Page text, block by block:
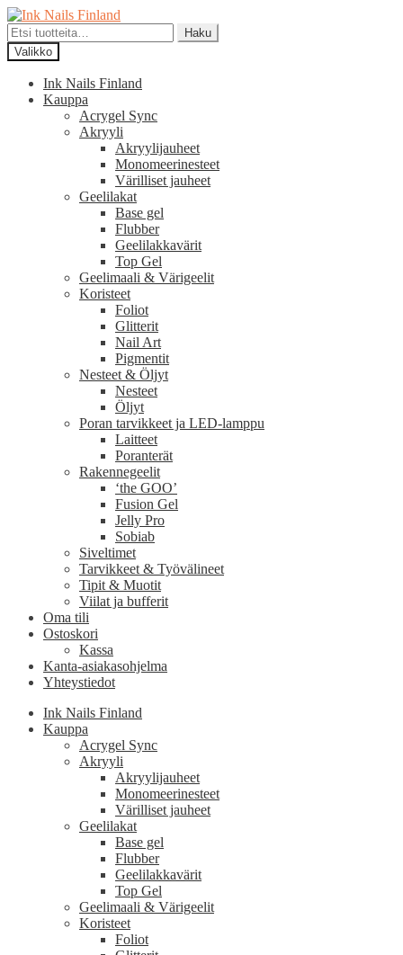
Siirry
navigointiin
Siirry
sisältöön
Etsi:
Haku
Valikko
Ink Nails Finland
Kauppa
Acrygel Sync
Akryyli
Akryylijauheet
Monomeerinesteet
Värilliset jauheet
Geelilakat
Base gel
Flubber
Geelilakkavärit
Top Gel
Geelimaali & Värigeelit
Koristeet
Foliot
Glitterit
Nail Art
Pigmentit
Nesteet & Öljyt
Nesteet
Öljyt
Poran tarvikkeet ja LED-lamppu
Laitteet
Poranterät
Rakennegeelit
‘the GOO’
Fusion Gel
Jelly Pro
Sobiab
Siveltimet
Tarvikkeet & Työvälineet
Tipit & Muotit
Viilat ja bufferit
Oma tili
Ostoskori
Kassa
Kanta-asiakasohjelma
Yhteystiedot
Ink Nails Finland
Kauppa
Acrygel Sync
Akryyli
Akryylijauheet
Monomeerinesteet
Värilliset jauheet
Geelilakat
Base gel
Flubber
Geelilakkavärit
Top Gel
Geelimaali & Värigeelit
Koristeet
Foliot